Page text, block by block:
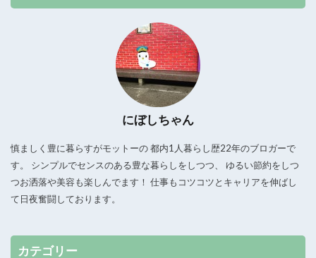
にぼしちゃん
慎ましく豊に暮らすがモットーの 都内1人暮らし歴22年のブロガーで
す。 シンプルでセンスのある豊な暮らしをしつつ、 ゆるい節約をしつ
つお洒落や美容も楽しんでます！ 仕事もコツコツとキャリアを伸ばし
て日夜奮闘しております。
カテゴリー